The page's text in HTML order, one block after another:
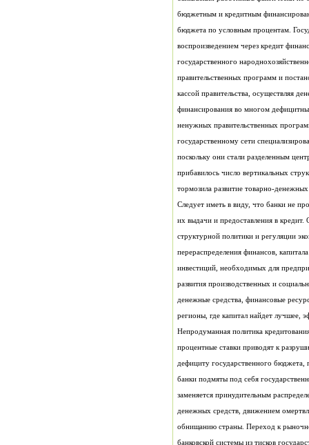
тормозила развитие товарно-
регионы, где капитал найдет лучшее,